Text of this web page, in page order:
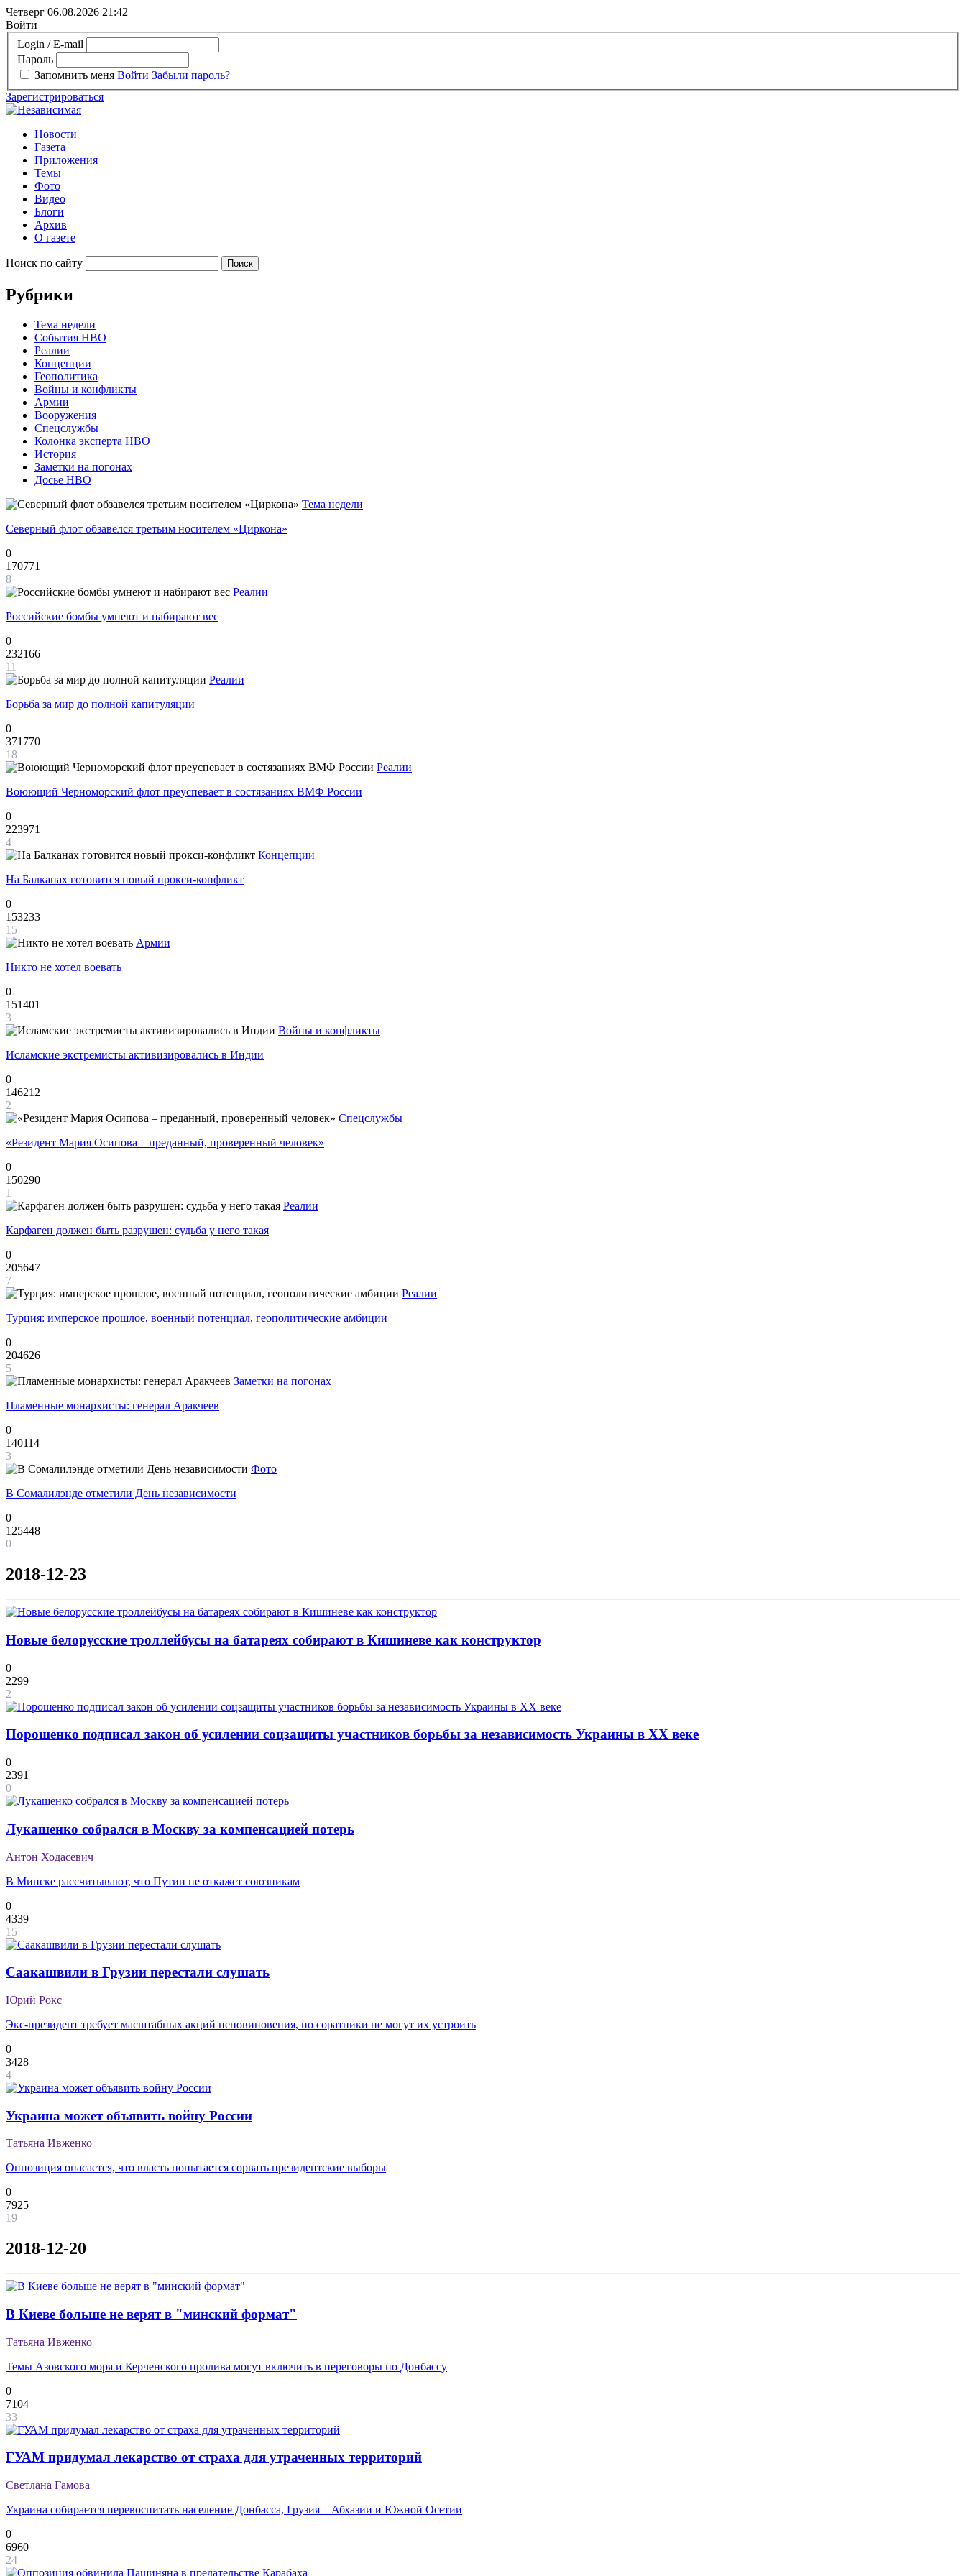
Четверг 06.08.2026 21:42
Войти
Login / E-mail
Пароль
Запомнить меня Войти Забыли пароль?
Зарегистрироваться
Новости
Газета
Приложения
Темы
Фото
Видео
Блоги
Архив
О газете
Поиск по сайту
Рубрики
Тема недели
События НВО
Реалии
Концепции
Геополитика
Войны и конфликты
Армии
Вооружения
Спецслужбы
Колонка эксперта НВО
История
Заметки на погонах
Досье НВО
Тема недели
Северный флот обзавелся третьим носителем «Циркона»
0
170771
8
Реалии
Российские бомбы умнеют и набирают вес
0
232166
11
Реалии
Борьба за мир до полной капитуляции
0
371770
18
Реалии
Воюющий Черноморский флот преуспевает в состязаниях ВМФ России
0
223971
4
Концепции
На Балканах готовится новый прокси-конфликт
0
153233
15
Армии
Никто не хотел воевать
0
151401
3
Войны и конфликты
Исламские экстремисты активизировались в Индии
0
146212
2
Спецслужбы
«Резидент Мария Осипова – преданный, проверенный человек»
0
150290
1
Реалии
Карфаген должен быть разрушен: судьба у него такая
0
205647
7
Реалии
Турция: имперское прошлое, военный потенциал, геополитические амбиции
0
204626
5
Заметки на погонах
Пламенные монархисты: генерал Аракчеев
0
140114
3
Фото
В Сомалилэнде отметили День независимости
0
125448
0
2018-12-23
Новые белорусские троллейбусы на батареях собирают в Кишиневе как конструктор
0
2299
2
Порошенко подписал закон об усилении соцзащиты участников борьбы за независимость Украины в XX веке
0
2391
0
Лукашенко собрался в Москву за компенсацией потерь
Антон Ходасевич
В Минске рассчитывают, что Путин не откажет союзникам
0
4339
15
Саакашвили в Грузии перестали слушать
Юрий Рокс
Экс-президент требует масштабных акций неповиновения, но соратники не могут их устроить
0
3428
4
Украина может объявить войну России
Татьяна Ивженко
Оппозиция опасается, что власть попытается сорвать президентские выборы
0
7925
19
2018-12-20
В Киеве больше не верят в "минский формат"
Татьяна Ивженко
Темы Азовского моря и Керченского пролива могут включить в переговоры по Донбассу
0
7104
33
ГУАМ придумал лекарство от страха для утраченных территорий
Светлана Гамова
Украина собирается перевоспитать население Донбасса, Грузия – Абхазии и Южной Осетии
0
6960
24